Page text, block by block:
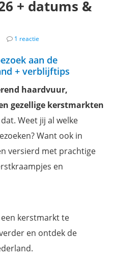
+ datums &
1 reactie
aan de
+ verblijftips
haardvuur,
gezellige kerstmarkten
Weet jij al welke
Want ook in
versierd met prachtige
en
kerstmarkt te
en ontdek de